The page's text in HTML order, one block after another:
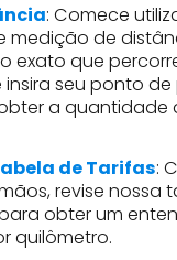
: Comece
medição de
exato que
insira seu ponto
a quantidade
de Tarifas:
revise nossa
obter um
quilômetro.